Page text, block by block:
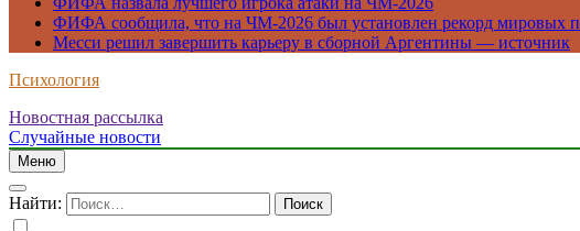
ФИФА сообщила, что на ЧМ-2026 был установлен рекорд мировых
Месси решил завершить карьеру в сборной Аргентины — источник
Психология
Новостная рассылка
Случайные новости
Меню
Найти: